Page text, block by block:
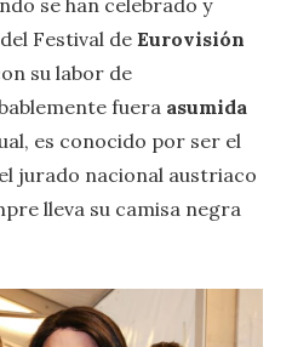
Festival de Eurovisión
su labor de
fuera asumida
es conocido por ser el
jurado nacional austriaco
lleva su camisa negra